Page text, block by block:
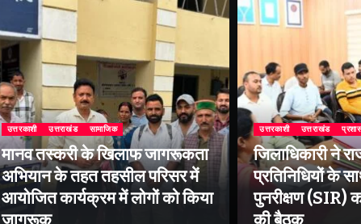
उत्तरकाशी उत्तराखंड सामाजिक
मानव तस्करी के खिलाफ जागरूकता
अभियान के तहत तहसील परिसर में
आयोजित कार्यक्रम में लोगों को किया
उत्तरकाशी उत्तराखंड
जिलाधिकारी ने
प्रतिनिधियों के
पुनरीक्षण (SIR)